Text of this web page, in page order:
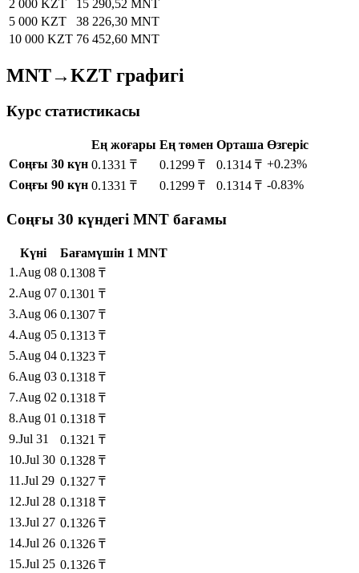
2 000 KZT
15 290,52 MNT
5 000 KZT
38 226,30 MNT
10 000 KZT 76 452,60 MNT
MNT→KZT графигі
Курс статистикасы
Ең жоғары Ең төмен Орташа Өзгеріс
Соңғы 30 күн 0.1331 ₸ 0.1299 ₸ 0.1314 ₸ +0.23%
Соңғы 90 күн 0.1331 ₸ 0.1299 ₸ 0.1314 ₸ -0.83%
Соңғы 30 күндегі MNT бағамы
Күні Бағамүшін 1 MNT
1 .Aug 08 0.1308 ₸
2.Aug 07 0.1301 ₸
3.Aug 06 0.1307 ₸
4.Aug 05 0.1313 ₸
5.Aug 04 0.1323 ₸
6.Aug 03 0.1318 ₸
7.Aug 02 0.1318 ₸
8.Aug 01 0.1318 ₸
9.Jul 31 0.1321 ₸
10.Jul 30 0.1328 ₸
11 .Jul 29 0.1327 ₸
12.Jul 28 0.1318 ₸
13.Jul 27 0.1326 ₸
14.Jul 26 0.1326 ₸
15.Jul 25 0.1326 ₸